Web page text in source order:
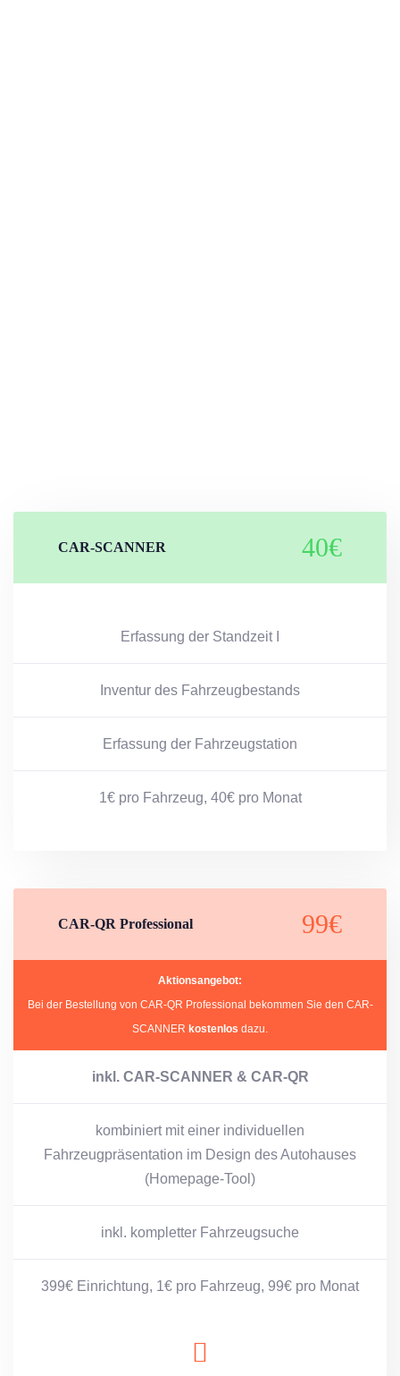
CAR-SCANNER 40€
Erfassung der Standzeit I
Inventur des Fahrzeugbestands
Erfassung der Fahrzeugstation
1€ pro Fahrzeug, 40€ pro Monat
CAR-QR Professional 99€
Aktionsangebot:
Bei der Bestellung von CAR-QR Professional bekommen Sie den CAR-
SCANNER kostenlos dazu.
inkl. CAR-SCANNER & CAR-QR
kombiniert mit einer individuellen
Fahrzeugpräsentation im Design des Autohauses
(Homepage-Tool)
inkl. kompletter Fahrzeugsuche
399€ Einrichtung, 1€ pro Fahrzeug, 99€ pro Monat